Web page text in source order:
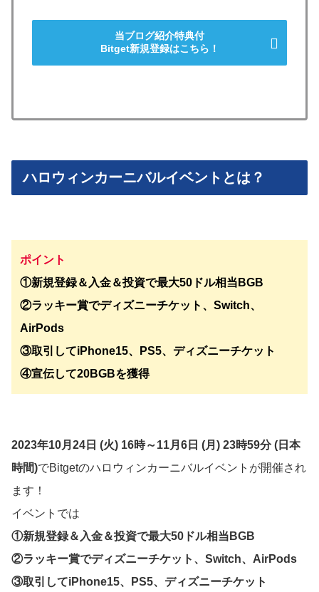
当ブログ紹介特典付
Bitget新規登録はこちら！
ハロウィンカーニバルイベントとは？
ポイント
①新規登録＆入金＆投資で最大50ドル相当BGB
②ラッキー賞でディズニーチケット、Switch、
AirPods
③取引してiPhone15、PS5、ディズニーチケット
④宣伝して20BGBを獲得
2023年10月24日 (火) 16時～11月6日 (月) 23時59分 (日本
時間)でBitgetのハロウィンカーニバルイベントが開催され
ます！
イベントでは
①新規登録＆入金＆投資で最大50ドル相当BGB
②ラッキー賞でディズニーチケット、Switch、AirPods
③取引してiPhone15、PS5、ディズニーチケット